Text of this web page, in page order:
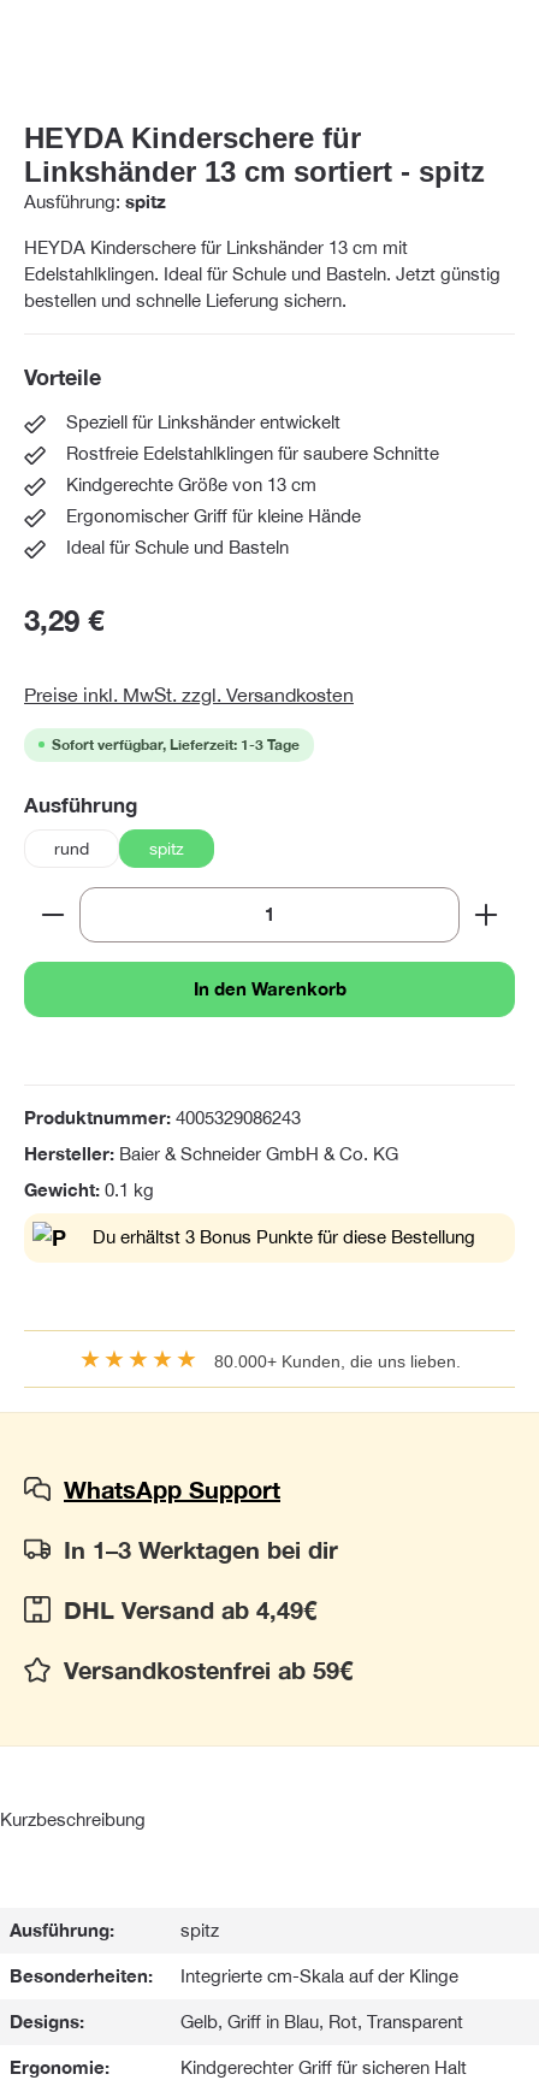
HEYDA Kinderschere für
Linkshänder 13 cm sortiert - spitz
Ausführung: spitz
HEYDA Kinderschere für Linkshänder 13 cm mit
Edelstahlklingen. Ideal für Schule und Basteln. Jetzt günstig
bestellen und schnelle Lieferung sichern.
Vorteile
Speziell für Linkshänder entwickelt
Rostfreie Edelstahlklingen für saubere Schnitte
Kindgerechte Größe von 13 cm
Ergonomischer Griff für kleine Hände
Ideal für Schule und Basteln
3,29 €
Preise inkl. MwSt. zzgl. Versandkosten
Sofort verfügbar, Lieferzeit: 1-3 Tage
Ausführungauswählen
rund spitz
Produkt Anzahl: Gib den gewünschten Wert ein
In den Warenkorb
Produktnummer: 4005329086243
Hersteller: Baier & Schneider GmbH & Co. KG
Gewicht: 0.1 kg
Du erhältst 3 Bonus Punkte für diese Bestellung
★★★★★ 80.000+ Kunden, die uns lieben.
WhatsApp Support
In 1–3 Werktagen bei dir
DHL Versand ab 4,49€
Versandkostenfrei ab 59€
Kurzbeschreibung
Ausführung: spitz
Besonderheiten: Integrierte cm-Skala auf der Klinge
Designs: Gelb, Griff in Blau, Rot, Transparent
Ergonomie: Kindgerechter Griff für sicheren Halt